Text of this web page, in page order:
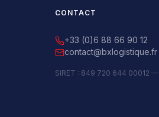
CONTACT
+33 (0)6 88 66 90 12
contact@bxlogistique.fr
SIRET : 849 720 644 00012 —